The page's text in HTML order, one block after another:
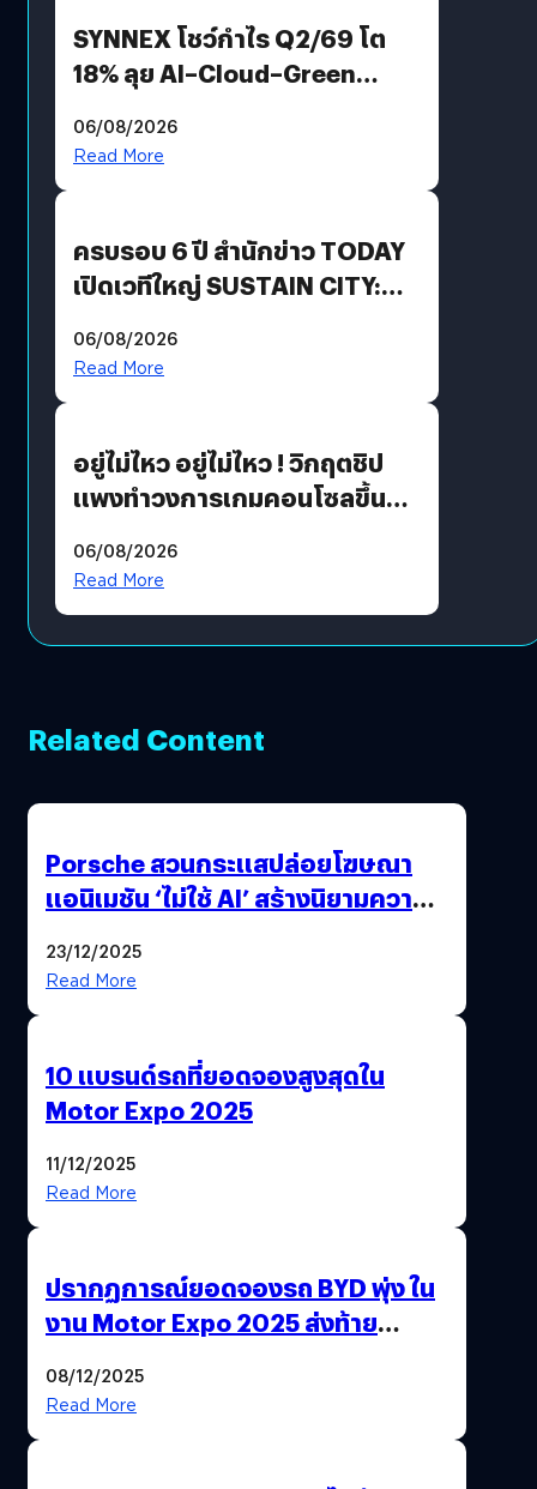
SYNNEX โชว์กำไร Q2/69 โต
18% ลุย AI–Cloud–Green
Revenue เร่งเครื่อง New
06/08/2026
Read More
ครบรอบ 6 ปี สำนักข่าว TODAY
เปิดเวทีใหญ่ SUSTAIN CITY:
แนวทางปรับตัวสู่เศรษฐกิจสี
06/08/2026
Read More
อยู่ไม่ไหว อยู่ไม่ไหว ! วิกฤตชิป
แพงทำวงการเกมคอนโซลขึ้น
?
06/08/2026
Read More
Related Content
Porsche สวนกระแสปล่อยโฆษณา
แอนิเมชัน ‘ไม่ใช้ AI’ สร้างนิยามความ
23/12/2025
Read More
10 แบรนด์รถที่ยอดจองสูงสุดใน
Motor Expo 2025
11/12/2025
Read More
ปรากฏการณ์ยอดจองรถ BYD พุ่ง ใน
งาน Motor Expo 2025 ส่งท้าย
08/12/2025
Read More